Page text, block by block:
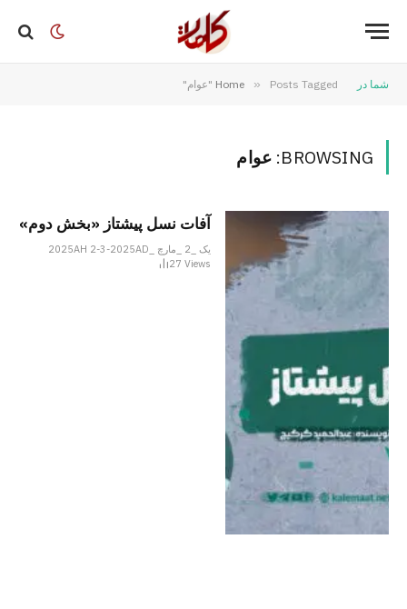
شما در Home » Posts Tagged "عوام"
BROWSING: عوام
آفات نسل پیشتاز «بخش دوم»
یک _2 _مارچ _2025AH 2-3-2025AD
27Views